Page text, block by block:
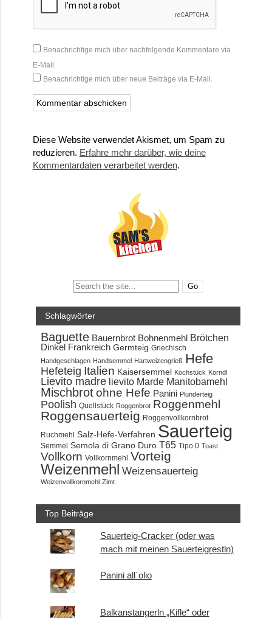
Benachrichtige mich über nachfolgende Kommentare via
E-Mail.
Benachrichtige mich über neue Beiträge via E-Mail.
Diese Website verwendet Akismet, um Spam zu
reduzieren. Erfahre mehr darüber, wie deine
Kommentardaten verarbeitet werden.
Search:
Schlagwörter
Baguette Bauernbrot Bohnenmehl Brötchen
Dinkel Frankreich Germteig Griechisch
Handgeschlagen Handsemmel Hartweizengrieß Hefe
Hefeteig Italien Kaisersemmel Kochstück Körndl
Lievito madre lievito Marde Manitobamehl
Mischbrot ohne Hefe Panini Plunderteig
Poolish Quellstück Roggenbrot Roggenmehl
Roggensauerteig Roggenvollkornbrot
Ruchmehl Salz-Hefe-Verfahren Sauerteig
Semmel Semola di Grano Duro T65 Tipo 0 Toast
Vollkorn Vollkornmehl Vorteig
Weizenmehl Weizensauerteig
Weizenvollkornmehl Zimt
Top Beiträge
Sauerteig-Cracker (oder was
mach mit meinen Sauerteigrestln)
Panini all´olio
Balkanstangerln „Kifle“ oder